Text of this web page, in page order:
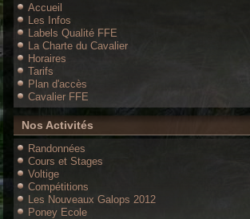
Accueil
Les Infos
Labels Qualité FFE
La Charte du Cavalier
Horaires
Tarifs
Plan d'accès
Cavalier FFE
Nos Activités
Randonnées
Cours et Stages
Voltige
Compétitions
Les Nouveaux Galops 2012
Poney Ecole